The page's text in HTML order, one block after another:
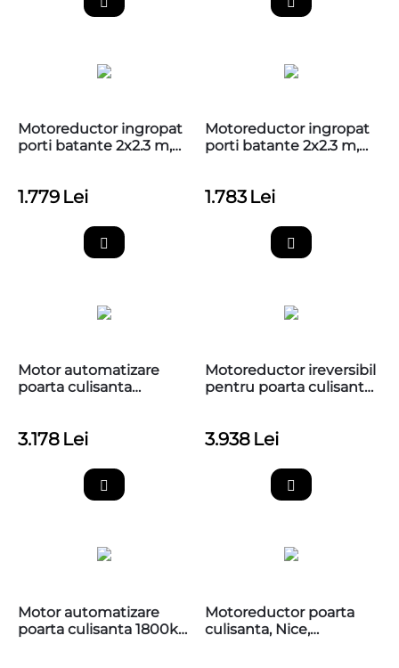
Motoreductor ingropat
porti batante 2x2.3 m,
1.779 Lei
Motoreductor ingropat
porti batante 2x2.3 m,
1.783 Lei
Motor automatizare
poarta culisanta
3.178 Lei
Motoreductor ireversibil
pentru poarta culisanta,
3.938 Lei
Motor automatizare
poarta culisanta 1800kg,
Motoreductor poarta
culisanta, Nice,